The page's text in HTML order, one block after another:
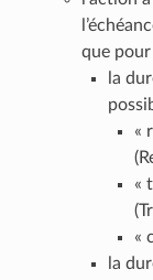
que pour
la
«
«
«
la